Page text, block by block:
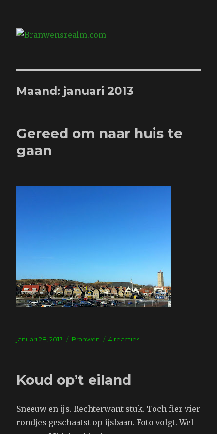
Branwensrealm.com
Maand: januari 2013
Gereed om naar huis te
gaan
Geplaatst
januari 28, 2013 Tags
Branwen 4 reactiesop
Koud op’t eiland
Sneeuw en ijs. Rechterwant stuk. Toch fier vier
rondjes geschaatst op ijsbaan. Foto volgt. Wel